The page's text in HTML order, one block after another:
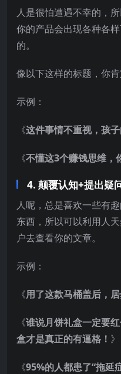
人是很怕遭遇不幸的，
你的产品会出现各种各
的。
像以下这样的标题，你
示例：
《这件事情不重视，孩
《不懂这3个赚钱思维，
4. 颠覆认知+提出疑
人呢，总是喜欢一些有
东西，所以可以利用人
户去查看你的文章。
示例：
《用了这款马桶盖后，
《谁说月饼礼盒一定要
盒才是真正的有逼格！ 》
《95%的人都患了“拖延